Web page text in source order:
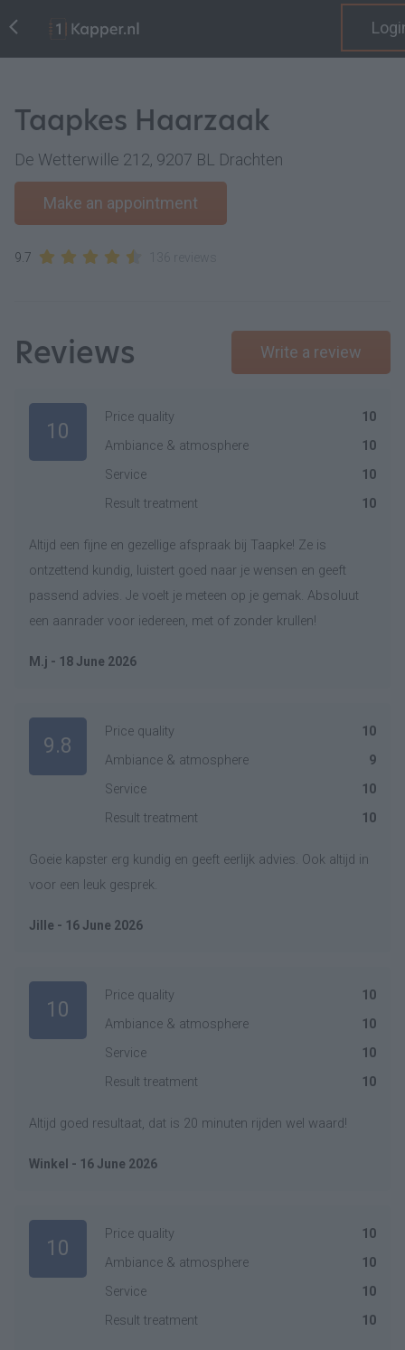
Taapkes Haarzaak
De Wetterwille 212, 9207 BL Drachten
Make an appointment
9.7
Reviews Write a review
10
Price quality
10
Ambiance & atmosphere
10
Service
10
Result treatment
10
Altijd een fijne en gezellige afspraak bij Taapke! Ze is
ontzettend kundig, luistert goed naar je wensen en geeft
passend advies. Je voelt je meteen op je gemak. Absoluut
een aanrader voor iedereen, met of zonder krullen!
M.j - 18 June 2026
9.8
Price quality
10
Ambiance & atmosphere
9
Service
10
Result treatment
10
Goeie kapster erg kundig en geeft eerlijk advies. Ook altijd in
voor een leuk gesprek.
Jille - 16 June 2026
10
Price quality
10
Ambiance & atmosphere
10
Service
10
Result treatment
10
Altijd goed resultaat, dat is 20 minuten rijden wel waard!
Winkel - 16 June 2026
10
Price quality
10
Ambiance & atmosphere
10
Service
10
Result treatment
10